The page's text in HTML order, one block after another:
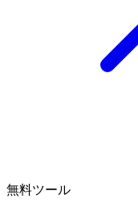
無料ツール